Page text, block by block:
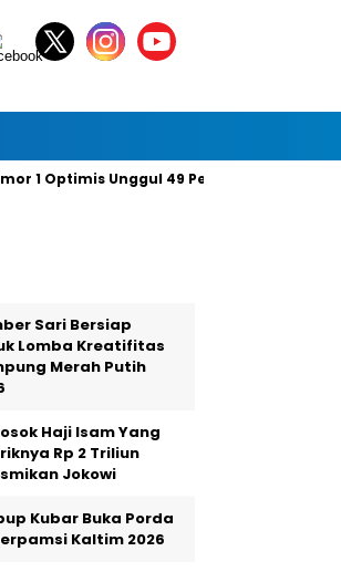
Unggul 49 Persen Suara
Sari Bersiap
Lomba Kreatifitas
Merah Putih
Haji Isam Yang
Rp 2 Triliun
Jokowi
Kubar Buka Porda
Kaltim 2026